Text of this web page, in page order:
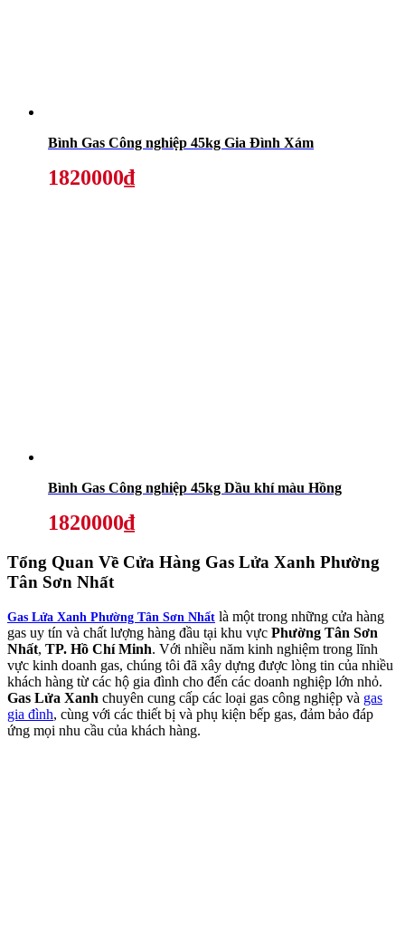
Bình Gas Công nghiệp 45kg Gia Đình Xám
1820000₫
Bình Gas Công nghiệp 45kg Dầu khí màu Hồng
1820000₫
Tổng Quan Về Cửa Hàng Gas Lửa Xanh Phường
Tân Sơn Nhất
Gas Lửa Xanh Phường Tân Sơn Nhất là một trong những cửa hàng
gas uy tín và chất lượng hàng đầu tại khu vực Phường Tân Sơn
Nhất, TP. Hồ Chí Minh. Với nhiều năm kinh nghiệm trong lĩnh
vực kinh doanh gas, chúng tôi đã xây dựng được lòng tin của nhiều
khách hàng từ các hộ gia đình cho đến các doanh nghiệp lớn nhỏ.
Gas Lửa Xanh chuyên cung cấp các loại gas công nghiệp và gas
gia đình, cùng với các thiết bị và phụ kiện bếp gas, đảm bảo đáp
ứng mọi nhu cầu của khách hàng.